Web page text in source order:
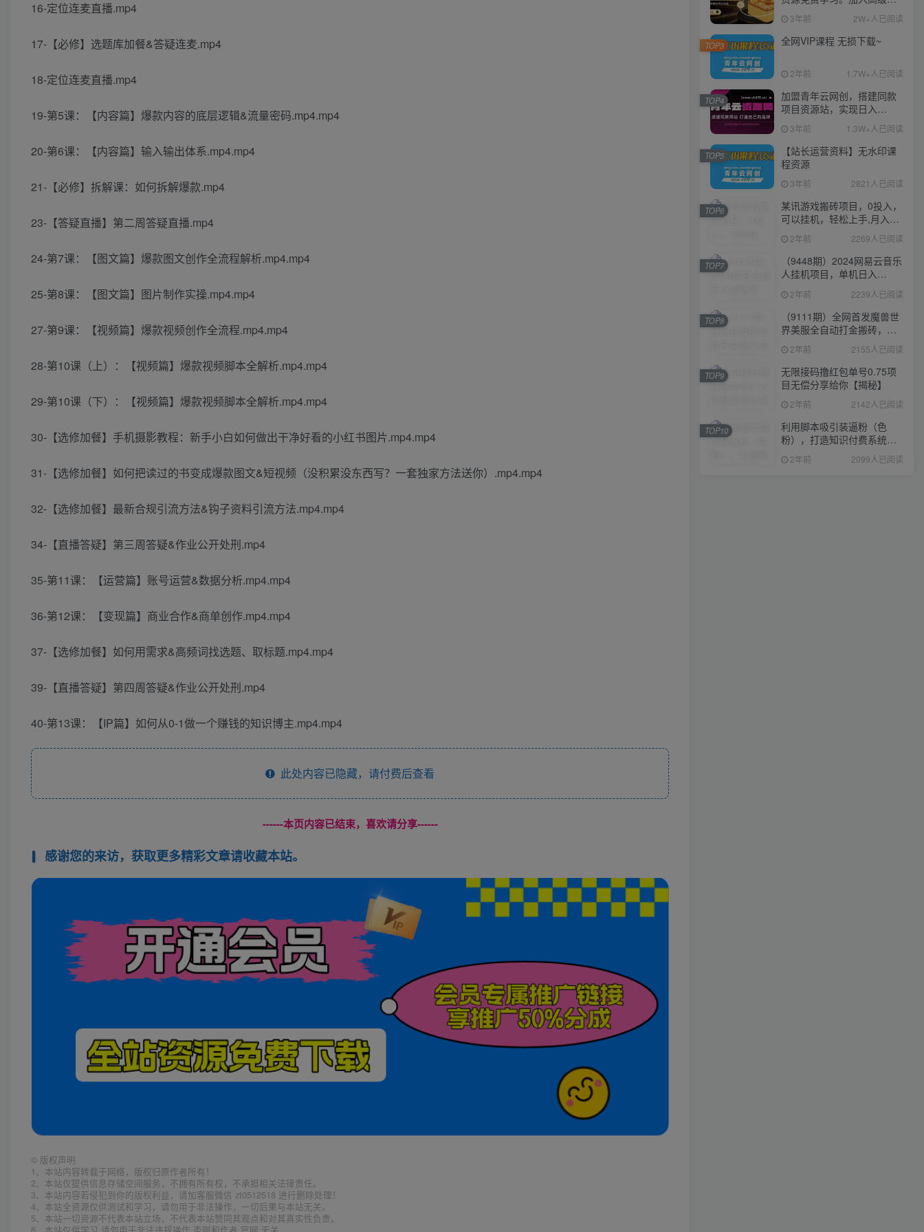
16-定位连麦直播.mp4
17-【必修】选题库加餐&答疑连麦.mp4
18-定位连麦直播.mp4
19-第5课：【内容篇】爆款内容的底层逻辑&流量密码.mp4.mp4
20-第6课：【内容篇】输入输出体系.mp4.mp4
21-【必修】拆解课：如何拆解爆款.mp4
23-【答疑直播】第二周答疑直播.mp4
24-第7课：【图文篇】爆款图文创作全流程解析.mp4.mp4
25-第8课：【图文篇】图片制作实操.mp4.mp4
27-第9课：【视频篇】爆款视频创作全流程.mp4.mp4
28-第10课（上）：【视频篇】爆款视频脚本全解析.mp4.mp4
29-第10课（下）：【视频篇】爆款视频脚本全解析.mp4.mp4
30-【选修加餐】手机摄影教程：新手小白如何做出干净好看的小红书图片.mp4.mp4
31-【选修加餐】如何把读过的书变成爆款图文&短视频（没积累没东西写？一套独家方法送你）.mp4.mp4
32-【选修加餐】最新合规引流方法&钩子资料引流方法.mp4.mp4
34-【直播答疑】第三周答疑&作业公开处刑.mp4
35-第11课：【运营篇】账号运营&数据分析.mp4.mp4
36-第12课：【变现篇】商业合作&商单创作.mp4.mp4
37-【选修加餐】如何用需求&高频词找选题、取标题.mp4.mp4
39-【直播答疑】第四周答疑&作业公开处刑.mp4
40-第13课：【IP篇】如何从0-1做一个赚钱的知识博主.mp4.mp4
此处内容已隐藏，请付费后查看
------本页内容已结束，喜欢请分享------
感谢您的来访，获取更多精彩文章请收藏本站。
© 版权声明
1、本站内容转载于网络，版权归原作者所有！
2、本站仅提供信息存储空间服务，不拥有所有权，不承担相关法律责任。
3、本站内容若侵犯到你的版权利益，请加客服微信 zt0512518 进行删除处理！
4、本站全资源仅供测试和学习，请勿用于非法操作，一切后果与本站无关。
5、本站一切资源不代表本站立场，不代表本站赞同其观点和对其真实性负责。
伙人，推广日入1000+
3年前 2W+人已阅读
全网VIP课程 无损下载~
2年前 1.7W+人已阅读
TOP3
加盟青年云网创，搭建同款
项目资源站，实现日入
2000+
3年前 1.3W+人已阅读
TOP4
【站长运营资料】无水印课
程资源
3年前 2821人已阅读
TOP5
某讯游戏搬砖项目，0投入，
可以挂机，轻松上手,月入
3000+上不封顶
2年前 2269人已阅读
TOP6
（9448期）2024网易云音乐
人挂机项目，单机日入
150+，无脑月入5000+
2年前 2239人已阅读
TOP7
（9111期）全网首发魔兽世
界美服全自动打金搬砖，日
入1000+，简单好操作，保
姆级教学
2年前 2155人已阅读
TOP8
无限接码撸红包单号0.75项
目无偿分享给你【揭秘】
2年前 2142人已阅读
TOP9
利用脚本吸引装逼粉（色
粉），打造知识付费系统，
附388元美女写真项目
2年前 2099人已阅读
TOP10